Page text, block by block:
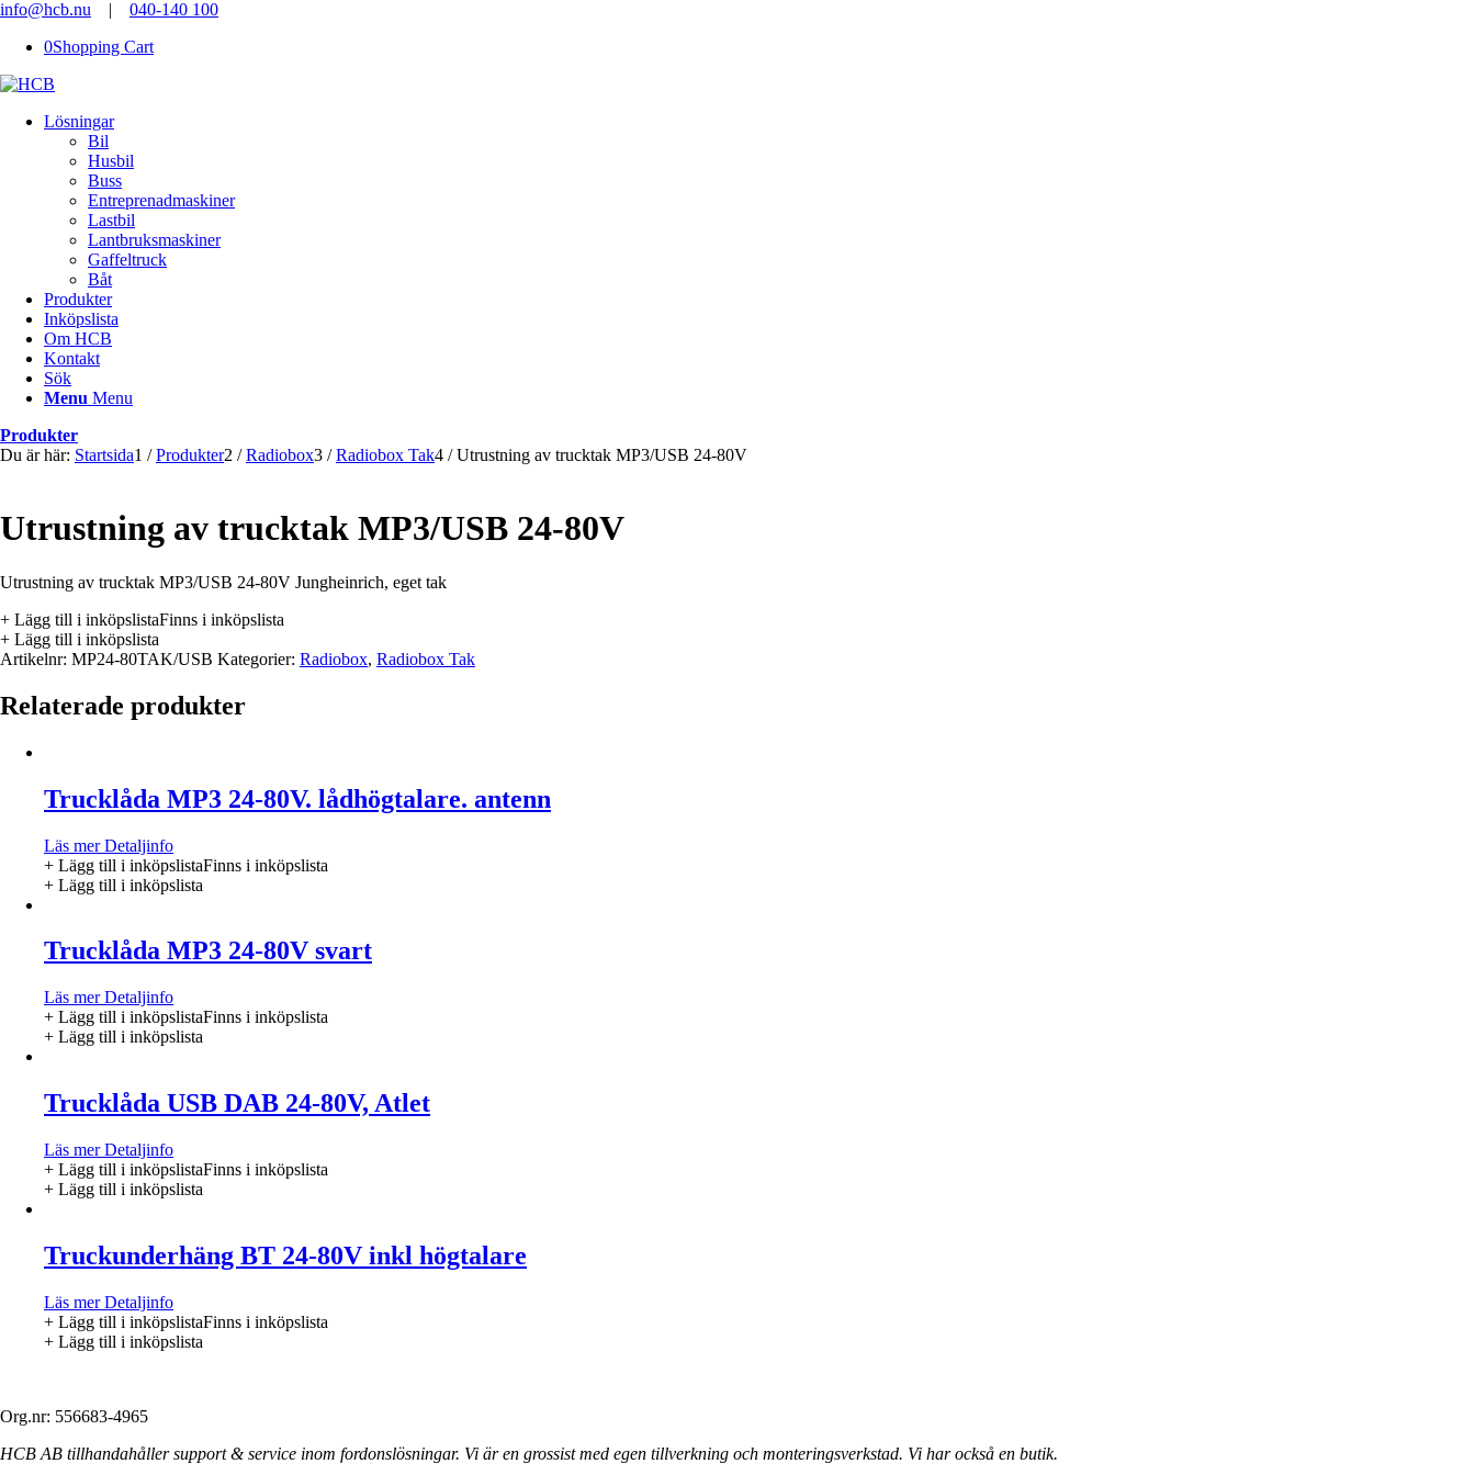
info@hcb.nu | 040-140 100
0Shopping Cart
Lösningar
Bil
Husbil
Buss
Entreprenadmaskiner
Lastbil
Lantbruksmaskiner
Gaffeltruck
Båt
Produkter
Inköpslista
Om HCB
Kontakt
Sök
Menu Menu
Produkter
Du är här: Startsida1 / Produkter2 / Radiobox3 / Radiobox Tak4 / Utrustning av trucktak MP3/USB 24-80V
Utrustning av trucktak MP3/USB 24-80V
Utrustning av trucktak MP3/USB 24-80V Jungheinrich, eget tak
+ Lägg till i inköpslistaFinns i inköpslista
+ Lägg till i inköpslista
Artikelnr: MP24-80TAK/USB Kategorier: Radiobox, Radiobox Tak
Relaterade produkter
Trucklåda MP3 24-80V. lådhögtalare. antenn
Läs merDetaljinfo
+ Lägg till i inköpslistaFinns i inköpslista
+ Lägg till i inköpslista
Trucklåda MP3 24-80V svart
Läs merDetaljinfo
+ Lägg till i inköpslistaFinns i inköpslista
+ Lägg till i inköpslista
Trucklåda USB DAB 24-80V, Atlet
Läs merDetaljinfo
+ Lägg till i inköpslistaFinns i inköpslista
+ Lägg till i inköpslista
Truckunderhäng BT 24-80V inkl högtalare
Läs merDetaljinfo
+ Lägg till i inköpslistaFinns i inköpslista
+ Lägg till i inköpslista
Org.nr: 556683-4965
HCB AB tillhandahåller support & service inom fordonslösningar. Vi är en grossist med egen tillverkning och monteringsverkstad. Vi har också en butik.